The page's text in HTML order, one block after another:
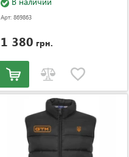
Арт: 869863
1 380 грн.